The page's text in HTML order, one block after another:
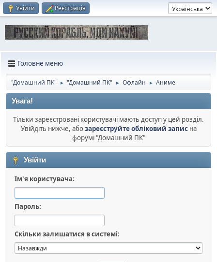
Увійти Реєстрація
Головне меню
"Домашний ПК" ► "Домашний ПК" ► Офлайн ► Аниме
Увага!
Тільки зареєстровані користувачі мають доступ у цей розділ.
Увійдіть нижче, абозареєструйте обліковий записна
форумі "Домашний ПК"
Увійти
Ім'я користувача:
Пароль:
Скільки залишатися в системі: